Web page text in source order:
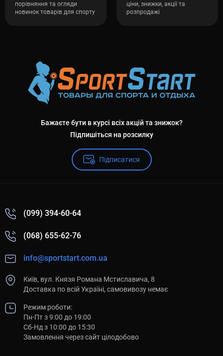
порівняння та огляди
новинок товарів для спорту
ціни, знижки, акції та
розпродажі
Бажаєте бути в курсі всіх акцій та знижок?
Підпишіться на розсилку
Підписатися
(099) 394-60-64
(068) 655-62-76
info@sportstart.com.ua
Київ, вул. Князя Романа Мстиславича, 8
Доставка по всій Україні, самовивозу немає
Режим роботи:
Пн-Пт з 9:00 до 19:00
Сб-Нд з 10:00 до 15:30
Замовлення через сайт цілодобово